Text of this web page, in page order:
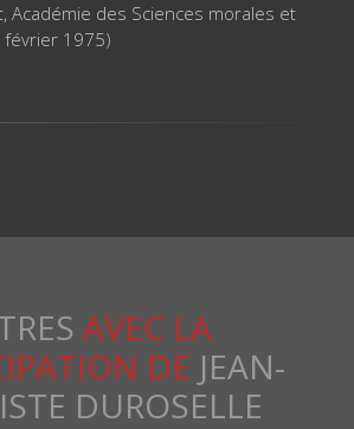
Académie des Sciences morales et
février 1975)
AVEC LA
DE JEAN-
DUROSELLE